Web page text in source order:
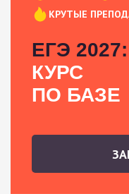
КРУТЫЕ
ЕГЭ 2027:
КУРС
ПО БАЗЕ